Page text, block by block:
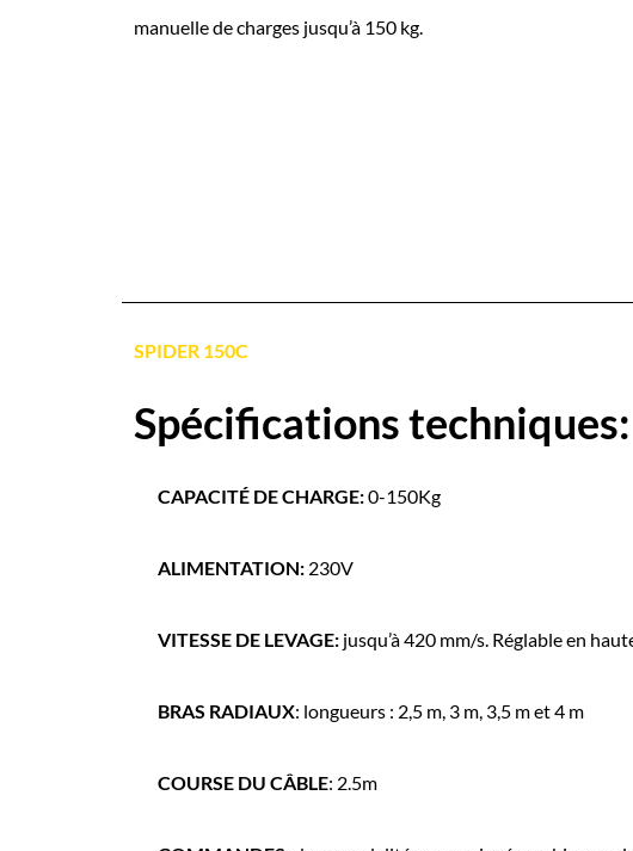
manuelle de charges jusqu’à 150 kg.
SPIDER 150C
Spécifications techniques:
CAPACITÉ DE CHARGE:0-150Kg
ALIMENTATION: 230V
VITESSE DE LEVAGE: jusqu’à 420 mm/s. Réglable en
BRAS RADIAUX: longueurs : 2,5 m, 3 m, 3,5 m et 4 m
COURSE DU CÂBLE: 2.5m